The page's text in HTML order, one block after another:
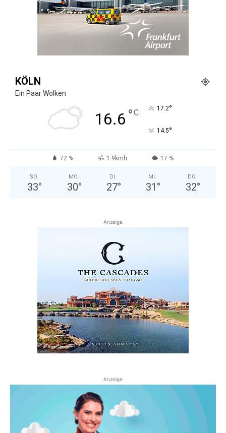
KÖLN
Ein Paar Wolken
16.6 °C 17.2°
14.5°
72 % 1.9kmh 17 %
SO.
33°
MO.
30°
DI.
27°
MI.
31 °
DO.
32°
Anzeige
Anzeige